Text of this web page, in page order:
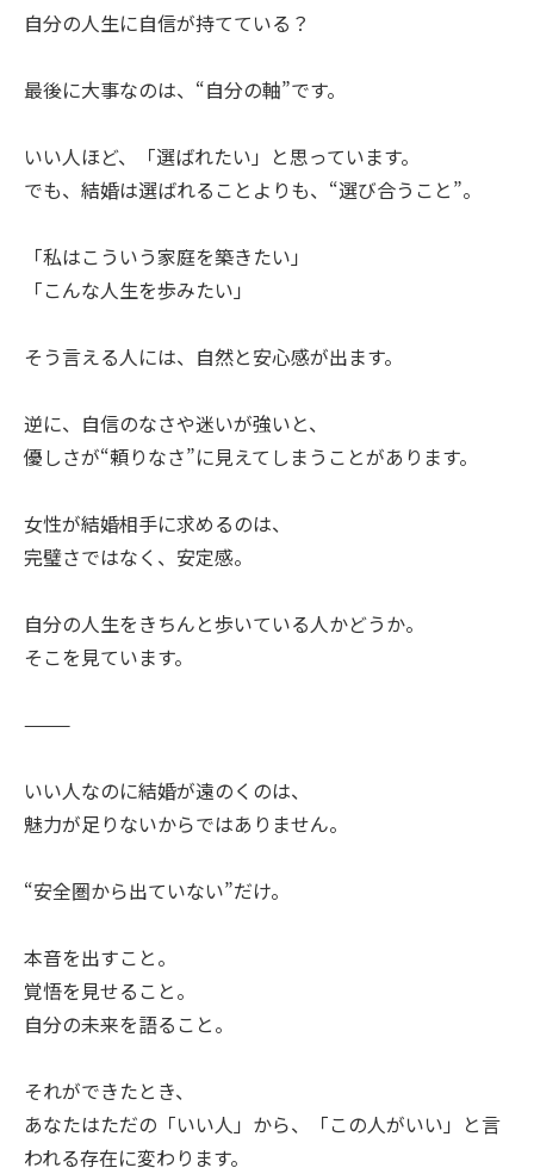
自分の人生に自信が持てている？
最後に大事なのは、“自分の軸”です。
いい人ほど、「選ばれたい」と思っています。
でも、結婚は選ばれることよりも、“選び合うこと”。
「私はこういう家庭を築きたい」
「こんな人生を歩みたい」
そう言える人には、自然と安心感が出ます。
逆に、自信のなさや迷いが強いと、
優しさが“頼りなさ”に見えてしまうことがあります。
女性が結婚相手に求めるのは、
完璧さではなく、安定感。
自分の人生をきちんと歩いている人かどうか。
そこを見ています。
⸻
いい人なのに結婚が遠のくのは、
魅力が足りないからではありません。
“安全圏から出ていない”だけ。
本音を出すこと。
覚悟を見せること。
自分の未来を語ること。
それができたとき、
あなたはただの「いい人」から、「この人がいい」と言
われる存在に変わります。